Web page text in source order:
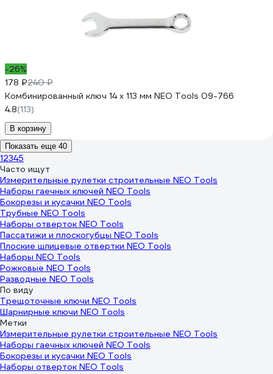
-26%
178 ₽240 ₽
Комбинированный ключ 14 x 113 мм NEO Tools 09-766
4.8(113)
В корзину
Показать еще 40
12345
Часто ищут
Измерительные рулетки строительные NEO Tools
Наборы гаечных ключей NEO Tools
Бокорезы и кусачки NEO Tools
Трубные NEO Tools
Наборы отверток NEO Tools
Пассатижи и плоскогубцы NEO Tools
Плоские шлицевые отвертки NEO Tools
Наборы NEO Tools
Рожковые NEO Tools
Разводные NEO Tools
По виду
Трещоточные ключи NEO Tools
Шарнирные ключи NEO Tools
Метки
Измерительные рулетки строительные NEO Tools
Наборы гаечных ключей NEO Tools
Бокорезы и кусачки NEO Tools
Наборы отверток NEO Tools